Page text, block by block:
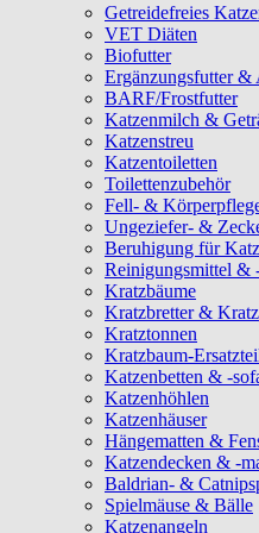
Getreidefreies
VET Diäten
Biofutter
Ergänzungsfutter &
BARF/Frostfutter
Katzenmilch &
Katzenstreu
Katzentoiletten
Toilettenzubehör
Fell- &
Ungeziefer- &
Beruhigung für
Reinigungsmittel &
Kratzbäume
Kratzbretter &
Kratztonnen
Kratzbaum-
Katzenbetten & -
Katzenhöhlen
Katzenhäuser
Hängematten &
Katzendecken & -
Baldrian- &
Spielmäuse & Bälle
Katzenangeln